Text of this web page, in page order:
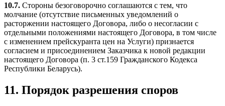
10.7. Стороны безоговорочно соглашаются с тем, что
молчание (отсутствие письменных уведомлений о
расторжении настоящего Договора, либо о несогласии с
отдельными положениями настоящего Договора, в том числе
с изменением прейскуранта цен на Услуги) признается
согласием и присоединением Заказчика к новой редакции
настоящего Договора (п. 3 ст.159 Гражданского Кодекса
Республики Беларусь).
11. Порядок разрешения споров